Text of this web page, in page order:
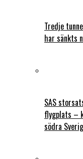
Tredje
har sänkts
SAS
flygplats –
södra